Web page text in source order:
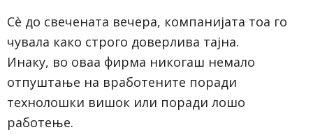
Сè до свечената вечера, компанијата тоа го
чувала како строго доверлива тајна.
Инаку, во оваа фирма никогаш немало
отпуштање на вработените поради
технолошки вишок или поради лошо
работење.